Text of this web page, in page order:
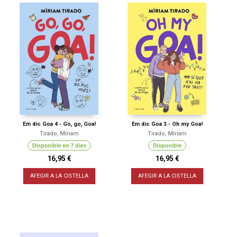
Em dic Goa 4 - Go, go, Goa!
Tirado, Míriam
Disponible en 7 dies
16,95 €
AFEGIR A LA CISTELLA
Em dic Goa 3 - Oh my Goa!
Tirado, Míriam
Disponible
16,95 €
AFEGIR A LA CISTELLA